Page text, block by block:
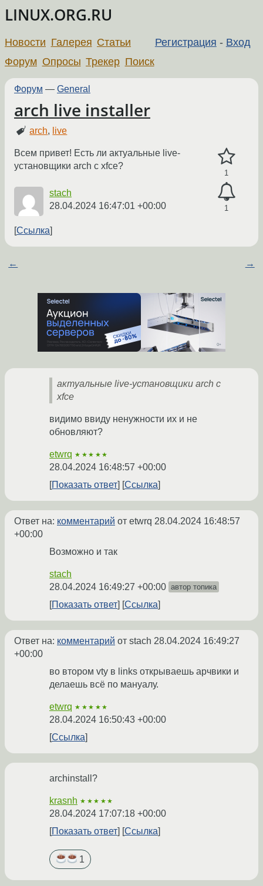
LINUX.ORG.RU
Регистрация - Вход
Новости Галерея Статьи
Форум Опросы Трекер Поиск
Форум — General
arch live installer
arch, live
1
1
Всем привет! Есть ли актуальные live-
установщики arch с xfce?
stach
28.04.2024 16:47:01 +00:00
Ссылка
← →
актуальные live-установщики arch с
xfce
видимо ввиду ненужности их и не
обновляют?
etwrq ★★★★★
28.04.2024 16:48:57 +00:00
Показать ответ
Ссылка
Ответ на: комментарий от etwrq 28.04.2024 16:48:57
+00:00
Возможно и так
stach
28.04.2024 16:49:27 +00:00 автор топика
Показать ответ Ссылка
Ответ на: комментарий от stach 28.04.2024 16:49:27
+00:00
во втором vty в links открываешь арчвики и
делаешь всё по мануалу.
etwrq ★★★★★
28.04.2024 16:50:43 +00:00
Ссылка
archinstall?
krasnh ★★★★★
28.04.2024 17:07:18 +00:00
Показать ответ
Ссылка
1